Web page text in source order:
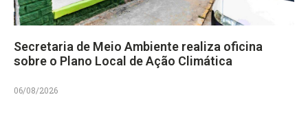
Secretaria de Meio Ambiente realiza oficina
sobre o Plano Local de Ação Climática
06/08/2026